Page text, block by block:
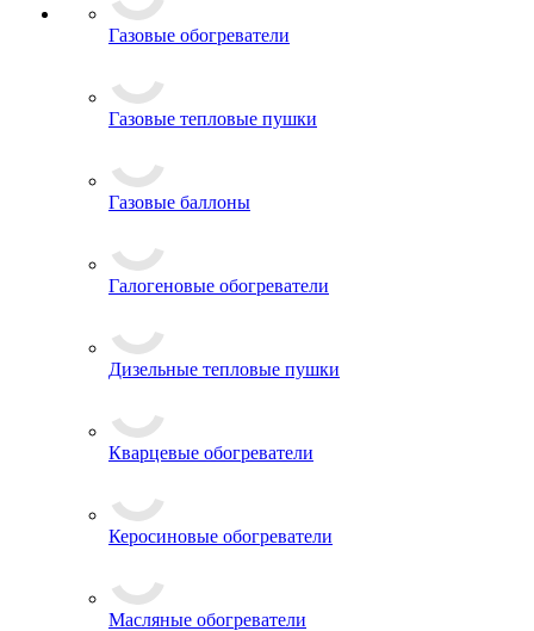
Газовые обогреватели
Газовые тепловые пушки
Газовые баллоны
Галогеновые обогреватели
Дизельные тепловые пушки
Кварцевые обогреватели
Керосиновые обогреватели
Масляные обогреватели